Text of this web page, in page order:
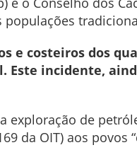
populações
e costeiros dos
Este incidente,
exploração de
da OIT) aos povos